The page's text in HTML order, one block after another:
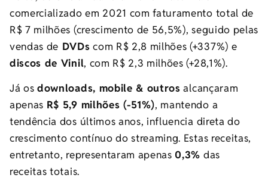
comercializado em 2021 com faturamento total de
R$ 7 milhões (crescimento de 56,5%), seguido pelas
vendas de DVDs com R$ 2,8 milhões (+337%) e
discos de Vinil, com R$ 2,3 milhões (+28,1%).
Já osdownloads, mobile & outros alcançaram
apenas R$ 5,9 milhões (-51%), mantendo a
tendência dos últimos anos, influencia direta do
crescimento contínuo do streaming. Estas receitas,
entretanto, representaram apenas 0,3% das
receitas totais.